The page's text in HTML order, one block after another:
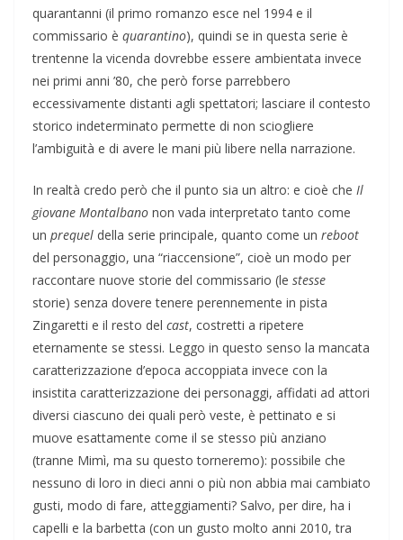
quarantanni (il primo romanzo esce nel 1994 e il
commissario è quarantino), quindi se in questa serie è
trentenne la vicenda dovrebbe essere ambientata invece
nei primi anni ’80, che però forse parrebbero
eccessivamente distanti agli spettatori; lasciare il contesto
storico indeterminato permette di non sciogliere
l’ambiguità e di avere le mani più libere nella narrazione.
In realtà credo però che il punto sia un altro: e cioè che Il
giovane Montalbano non vada interpretato tanto come
un prequel della serie principale, quanto come un reboot
del personaggio, una “riaccensione”, cioè un modo per
raccontare nuove storie del commissario (le stesse
storie) senza dovere tenere perennemente in pista
Zingaretti e il resto del cast, costretti a ripetere
eternamente se stessi. Leggo in questo senso la mancata
caratterizzazione d’epoca accoppiata invece con la
insistita caratterizzazione dei personaggi, affidati ad attori
diversi ciascuno dei quali però veste, è pettinato e si
muove esattamente come il se stesso più anziano
(tranne Mimì, ma su questo torneremo): possibile che
nessuno di loro in dieci anni o più non abbia mai cambiato
gusti, modo di fare, atteggiamenti? Salvo, per dire, ha i
capelli e la barbetta (con un gusto molto anni 2010, tra